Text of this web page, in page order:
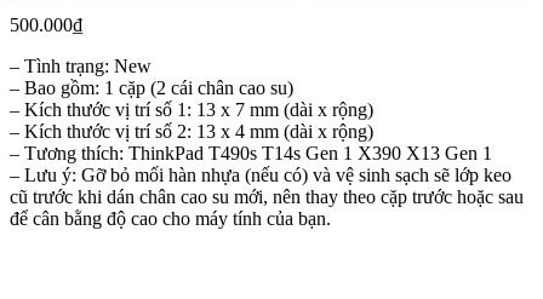
500.000₫
– Tình trạng: New
– Bao gồm: 1 cặp (2 cái chân cao su)
– Kích thước vị trí số 1: 13 x 7 mm (dài x rộng)
– Kích thước vị trí số 2: 13 x 4 mm (dài x rộng)
– Tương thích: ThinkPad T490s T14s Gen 1 X390 X13 Gen 1
– Lưu ý: Gỡ bỏ mối hàn nhựa (nếu có) và vệ sinh sạch sẽ lớp keo
cũ trước khi dán chân cao su mới, nên thay theo cặp trước hoặc sau
để cân bằng độ cao cho máy tính của bạn.